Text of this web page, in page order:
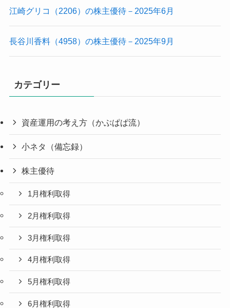
江崎グリコ（2206）の株主優待－2025年6月
長谷川香料（4958）の株主優待－2025年9月
カテゴリー
資産運用の考え方（かぶぱぱ流）
小ネタ（備忘録）
株主優待
1月権利取得
2月権利取得
3月権利取得
4月権利取得
5月権利取得
6月権利取得